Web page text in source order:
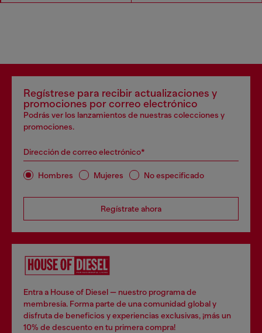
Regístrese para recibir actualizaciones y
promociones por correo electrónico
Podrás ver los lanzamientos de nuestras colecciones y
promociones.
Dirección de correo electrónico*
Hombres Mujeres No especificado
Regístrate ahora
Entra a House of Diesel — nuestro programa de
membresía. Forma parte de una comunidad global y
disfruta de beneficios y experiencias exclusivas, ¡más un
10% de descuento en tu primera compra!